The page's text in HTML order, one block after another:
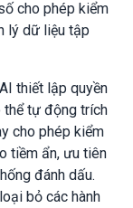
cho phép kiểm
lý dữ liệu tập
thiết lập quyền
thể tự động trích
cho phép kiểm
tiềm ẩn, ưu tiên
đánh dấu.
bỏ các hành